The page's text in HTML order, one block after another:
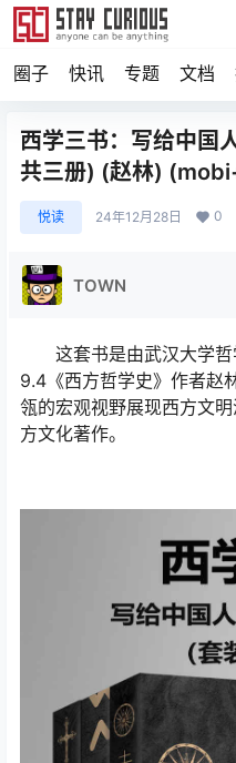
圈子 快讯 专题 文档
西学三书：写给中国
共三册) (赵林)
悦读 24年12月28日 0
TOWN
这套书是由武汉大学
9.4《西方哲学史》作者赵
瓴的宏观视野展现西方文
方文化著作。